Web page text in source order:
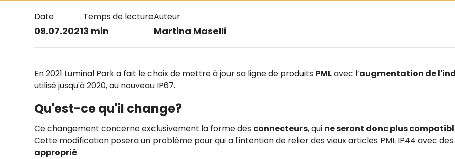
Date
09.07.2021
Temps de lecture
3 min
Auteur
Martina Maselli
En 2021 Luminal Park a fait le choix de mettre à jour sa ligne de produits PMLavec l’augmentation de
utilisé jusqu'à 2020, au nouveau IP67.
Qu'est-ce qu'il change?
Ce changement concerne exclusivement la forme des connecteurs, qui ne seront donc plus
Cette modification posera un problème pour qui a l'intention de relier des vieux articles PML IP44 avec des
approprié.